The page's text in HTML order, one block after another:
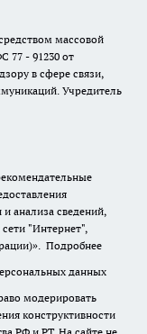
массовой
77 - 91230 от
в сфере связи,
Учредитель
анализа сведений,
"Интернет",
Подробнее
данных
модерировать
конструктивности